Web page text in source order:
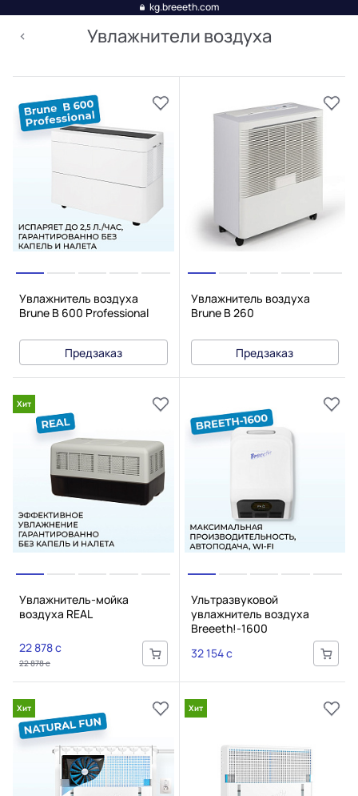
kg.breeeth.com
Увлажнители воздуха
Увлажнитель воздуха
Brune B 600 Professional
Предзаказ
Увлажнитель воздуха
Brune B 260
Предзаказ
Хит
Увлажнитель-мойка
воздуха REAL
22 878 c
22 878 c
Ультразвуковой
увлажнитель воздуха
Breeeth!-1600
32 154 c
Хит Хит